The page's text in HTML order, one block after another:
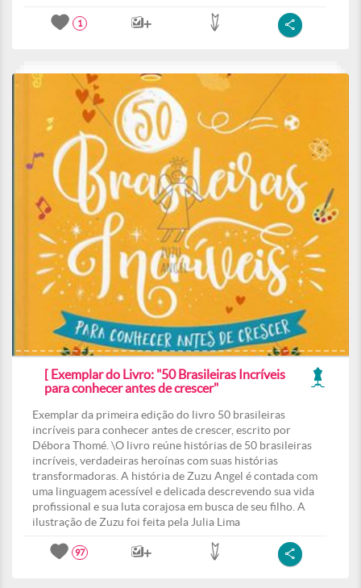
1
[ Exemplar do Livro: "50 Brasileiras Incríveis
para conhecer antes de crescer"
Exemplar da primeira edição do livro 50 brasileiras
incríveis para conhecer antes de crescer, escrito por
Débora Thomé. \O livro reúne histórias de 50 brasileiras
incríveis, verdadeiras heroínas com suas histórias
transformadoras. A história de Zuzu Angel é contada com
uma linguagem acessível e delicada descrevendo sua vida
profissional e sua luta corajosa em busca de seu filho. A
ilustração de Zuzu foi feita pela Julia Lima
97